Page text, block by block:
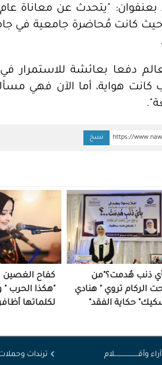
بعنفوان: "يتحدث عن معاناة
كانت مُحاضرة جامعية في
دفعا بعائشة للاستمرار
كانت هواية، أما الآن فهي
https:// نسخ
ذنب هُدمت؟"من
الركام تروي " هنادي
حكاية الفقد"
كفاح الغصين
"هكذا الحرب "
لكلماتها
آراء وأقــــــــــــــــــــلام ترندات